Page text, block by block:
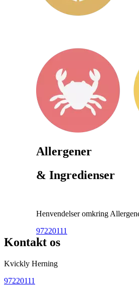
Allergener
& Ingredienser
Henvendelser omkring
97220111
Kontakt os
Kvickly Herning
97220111